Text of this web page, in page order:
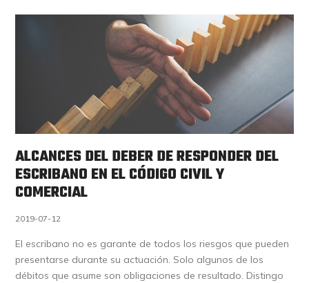
ALCANCES DEL DEBER DE RESPONDER DEL
ESCRIBANO EN EL CÓDIGO CIVIL Y
COMERCIAL
2019-07-12
El escribano no es garante de todos los riesgos que pueden
presentarse durante su actuación. Solo algunos de los
débitos que asume son obligaciones de resultado. Distingo